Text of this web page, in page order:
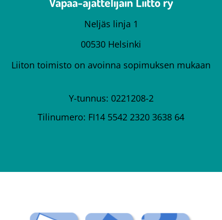
Neljäs linja 1
00530 Helsinki
Liiton toimisto on avoinna sopimuksen mukaan
Y-tunnus: 0221208-2
Tilinumero: FI14 5542 2320 3638 64